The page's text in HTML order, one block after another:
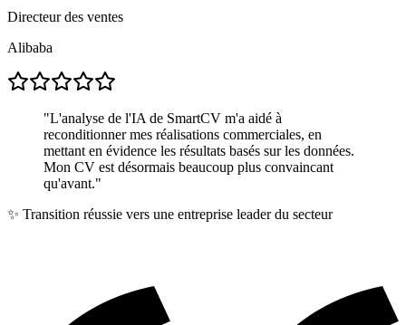
Directeur des ventes
Alibaba
"L'analyse de l'IA de SmartCV m'a aidé à
reconditionner mes réalisations commerciales, en
mettant en évidence les résultats basés sur les données.
Mon CV est désormais beaucoup plus convaincant
qu'avant."
✨ Transition réussie vers une entreprise leader du secteur